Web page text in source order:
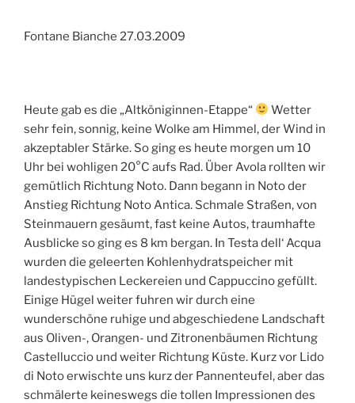
Fontane Bianche 27.03.2009
Heute gab es die „Altköniginnen-Etappe“
Wetter
sehr fein, sonnig, keine Wolke am Himmel, der Wind in
akzeptabler Stärke. So ging es heute morgen um 10
Uhr bei wohligen 20°C aufs Rad. Über Avola rollten wir
gemütlich Richtung Noto. Dann begann in Noto der
Anstieg Richtung Noto Antica. Schmale Straßen, von
Steinmauern gesäumt, fast keine Autos, traumhafte
Ausblicke so ging es 8 km bergan. In Testa dell‘ Acqua
wurden die geleerten Kohlenhydratspeicher mit
landestypischen Leckereien und Cappuccino gefüllt.
Einige Hügel weiter fuhren wir durch eine
wunderschöne ruhige und abgeschiedene Landschaft
aus Oliven-, Orangen- und Zitronenbäumen Richtung
Castelluccio und weiter Richtung Küste. Kurz vor Lido
di Noto erwischte uns kurz der Pannenteufel, aber das
schmälerte keineswegs die tollen Impressionen des